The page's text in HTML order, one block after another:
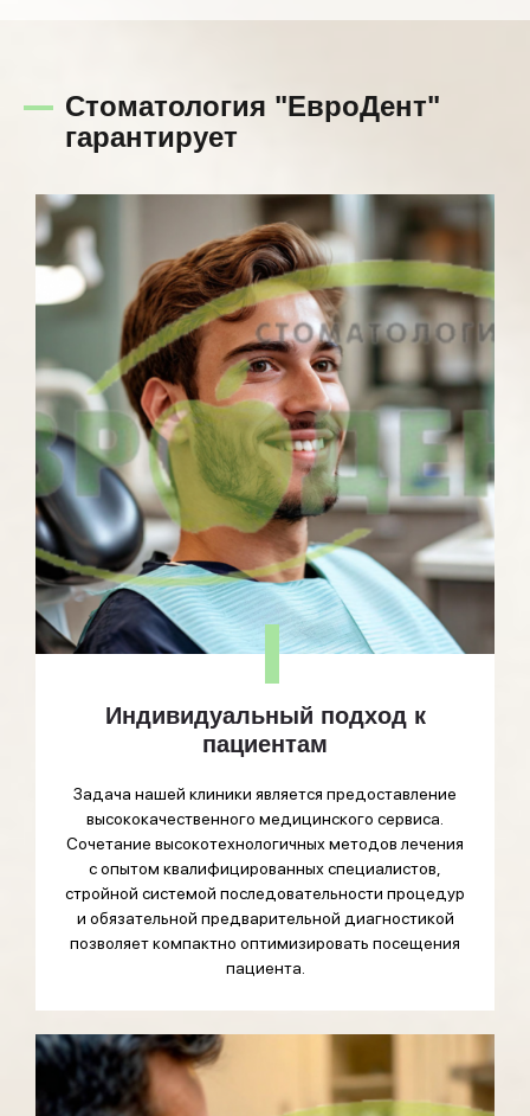
Стоматология "ЕвроДент"
гарантирует
Индивидуальный подход к
пациентам
Задача нашей клиники является предоставление
высококачественного медицинского сервиса.
Сочетание высокотехнологичных методов лечения
с опытом квалифицированных специалистов,
стройной системой последовательности процедур
и обязательной предварительной диагностикой
позволяет компактно оптимизировать посещения
пациента.